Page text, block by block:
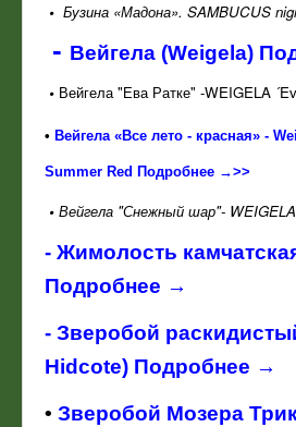
• Бузина «Мадона». SAMBUCUS
- Вейгела (Weigela)
• Вейгела "Ева Ратке" -WEIGELA
• Вейгела «Все лето - красная» -
Summer Red Подробнее →>>
• Вейгела "Снежный шар"- WEIGELA
- Жимолость
Подробнее →
- Зверобой
Hidcote) Подробнее →
• Зверобой Мозера